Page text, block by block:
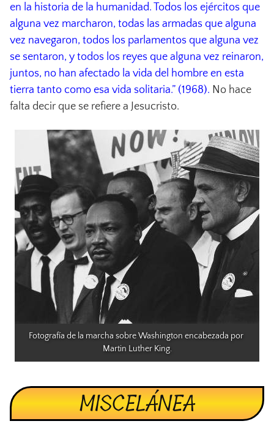
en la historia de la humanidad. Todos los ejércitos que
alguna vez marcharon, todas las armadas que alguna
vez navegaron, todos los parlamentos que alguna vez
se sentaron, y todos los reyes que alguna vez reinaron,
juntos, no han afectado la vida del hombre en esta
tierra tanto como esa vida solitaria.” (1968). No hace
falta decir que se refiere a Jesucristo.
Fotografía de la marcha sobre Washington encabezada por
Martin Luther King.
MISCELÁNEA